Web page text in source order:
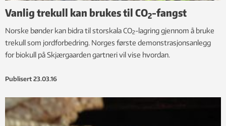
Vanlig trekull kan brukes til CO2-fangst
Norske bønder kan bidra til storskala CO2-lagring gjennom å bruke
trekull som jordforbedring. Norges første demonstrasjonsanlegg
for biokull på Skjærgaarden gartneri vil vise hvordan.
Publisert 23.03.16